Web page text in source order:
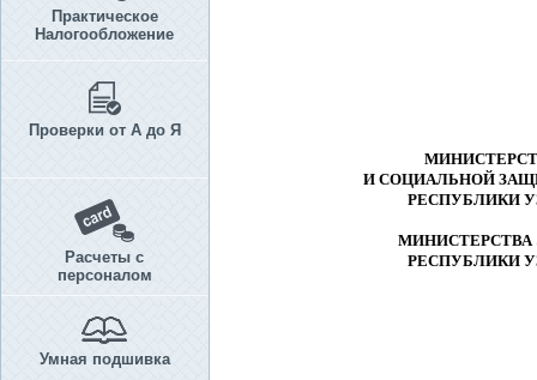
Практическое
Налогообложение
Проверки от А до Я
Расчеты с
персоналом
Умная подшивка
И СОЦИАЛЬНОЙ
РЕСПУБЛИКИ
РЕСПУБЛИКИ